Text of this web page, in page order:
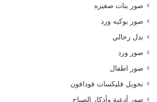
صور بنات صغيره
صور بوكيه ورد
بدل رجالي
صور ورد
صور اطفال
تحويل فليكسات فودافون
صور أدعية وأذكار الصباح